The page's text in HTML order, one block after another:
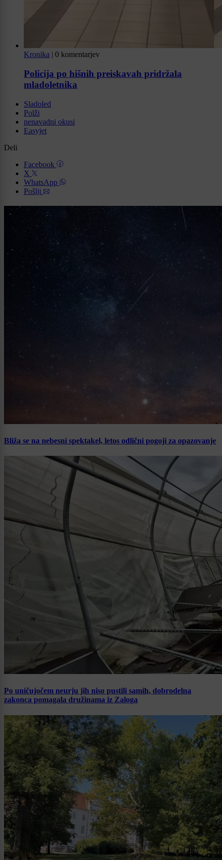
Kronika | 0 komentarjev
Policija po hišnih preiskavah pridržala
mladoletnika
Sladoled
Polži
nenavadni okusi
Easyjet
Deli
Facebook
X
WhatsApp
Pošlji
Bliža se na nebesni spektakel, letos odlični pogoji za opazovanje
Po uničujočem neurju jih niso pustili samih, dobrodelna
zakonca pomagala družinama iz Zaloga